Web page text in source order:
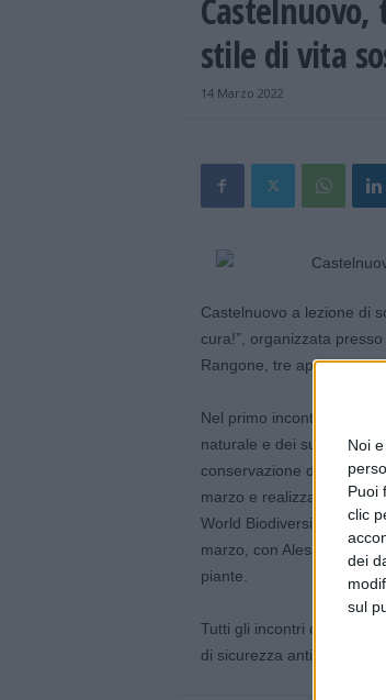
Noi
Puoi
clic
dei
sul
stile di vita
14 Marzo 2022
Castelnuovo a lezione di
cura!”, organizzata
Rangone, tre
Nel primo incontro Elisa
naturale e dei suoi
conservazione degli
marzo e realizzato in
World Biodiversity Paolo
marzo, con Alessandro
piante.
Tutti gli incontri
di sicurezza anti Covid